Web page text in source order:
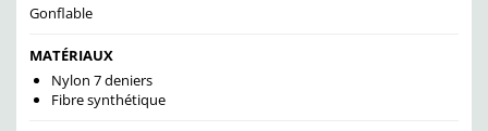
Gonflable
MATÉRIAUX
Nylon 7 deniers
Fibre synthétique